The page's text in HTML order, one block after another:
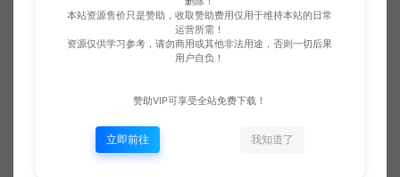
本站资源售价只是赞助，收取赞助费用仅用于维持本站的日常
运营所需！
资源仅供学习参考，请勿商用或其他非法用途，否则一切后果
用户自负！
赞助VIP可享受全站免费下载！
立即前往 我知道了